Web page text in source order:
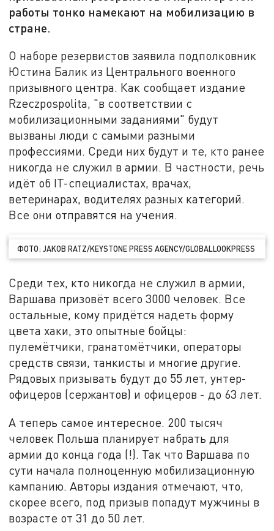
работы тонко намекают на мобилизацию в
стране.
О наборе резервистов заявила подполковник
Юстина Балик из Центрального военного
призывного центра. Как сообщает издание
Rzeczpospolita, "в соответствии с
мобилизационными заданиями" будут
вызваны люди с самыми разными
профессиями. Среди них будут и те, кто ранее
никогда не служил в армии. В частности, речь
идёт об IT-специалистах, врачах,
ветеринарах, водителях разных категорий.
Все они отправятся на учения.
ФОТО: JAKOB RATZ/KEYSTONE PRESS AGENCY/GLOBALLOOKPRESS
Среди тех, кто никогда не служил в армии,
Варшава призовёт всего 3000 человек. Все
остальные, кому придётся надеть форму
цвета хаки, это опытные бойцы:
пулемётчики, гранатомётчики, операторы
средств связи, танкисты и многие другие.
Рядовых призывать будут до 55 лет, унтер-
офицеров (сержантов) и офицеров - до 63 лет.
А теперь самое интересное. 200 тысяч
человек Польша планирует набрать для
армии до конца года (!). Так что Варшава по
сути начала полноценную мобилизационную
кампанию. Авторы издания отмечают, что,
скорее всего, под призыв попадут мужчины в
возрасте от 31 до 50 лет.